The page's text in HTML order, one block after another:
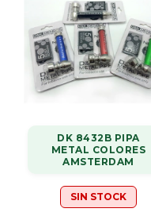
DK 8432B PIPA
METAL COLORES
AMSTERDAM
SIN STOCK